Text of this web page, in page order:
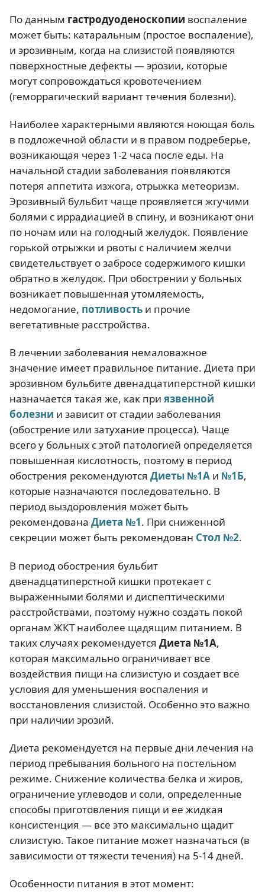
По данным гастродуоденоскопии воспаление
может быть: катаральным (простое воспаление),
и эрозивным, когда на слизистой появляются
поверхностные дефекты — эрозии, которые
могут сопровождаться кровотечением
(геморрагический вариант течения болезни).
Наиболее характерными являются ноющая боль
в подложечной области и в правом подреберье,
возникающая через 1-2 часа после еды. На
начальной стадии заболевания появляются
потеря аппетита изжога, отрыжка метеоризм.
Эрозивный бульбит чаще проявляется жгучими
болями с иррадиацией в спину, и возникают они
по ночам или на голодный желудок. Появление
горькой отрыжки и рвоты с наличием желчи
свидетельствует о забросе содержимого кишки
обратно в желудок. При обострении у больных
возникает повышенная утомляемость,
недомогание, потливость и прочие
вегетативные расстройства.
В лечении заболевания немаловажное
значение имеет правильное питание. Диета при
эрозивном бульбите двенадцатиперстной кишки
назначается такая же, как при язвенной
болезни и зависит от стадии заболевания
(обострение или затухание процесса). Чаще
всего у больных с этой патологией определяется
повышенная кислотность, поэтому в период
обострения рекомендуются Диеты №1А и №1Б,
которые назначаются последовательно. В
период выздоровления может быть
рекомендована Диета №1. При сниженной
секреции может быть рекомендован Стол №2.
В период обострения бульбит
двенадцатиперстной кишки протекает с
выраженными болями и диспептическими
расстройствами, поэтому нужно создать покой
органам ЖКТ наиболее щадящим питанием. В
таких случаях рекомендуется Диета №1А,
которая максимально ограничивает все
воздействия пищи на слизистую и создает все
условия для уменьшения воспаления и
восстановления слизистой. Особенно это важно
при наличии эрозий.
Диета рекомендуется на первые дни лечения на
период пребывания больного на постельном
режиме. Снижение количества белка и жиров,
ограничение углеводов и соли, определенные
способы приготовления пищи и ее жидкая
консистенция — все это максимально щадит
слизистую. Такое питание может назначаться (в
зависимости от тяжести течения) на 5-14 дней.
Особенности питания в этот момент: